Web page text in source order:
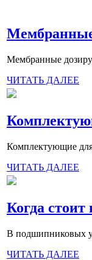
Мембранные
ЧИТАТЬ ДАЛЕЕ
Комплектующие для
ЧИТАТЬ ДАЛЕЕ
Когда
В подшипниковых
ЧИТАТЬ ДАЛЕЕ